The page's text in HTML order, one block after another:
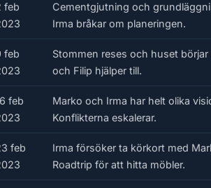
feb
Cementgjutning och
Irma bråkar om planeringen.
feb
Stommen reses och huset
och Filip hjälper till.
feb
Marko och Irma har helt olika
Konflikterna eskalerar.
feb
Irma försöker ta körkort med
Roadtrip för att hitta möbler.